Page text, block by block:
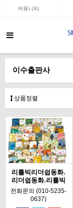
커뮤니티
이수출판사
상품정렬
리틀빅리더쉽동화.
리더쉽동화.리틀빅
전화문의 (010-5235-
0637)